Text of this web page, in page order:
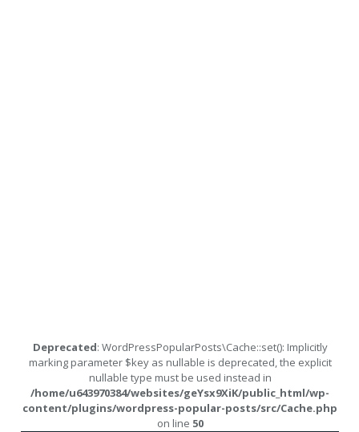
Deprecated: WordPressPopularPosts\Cache::set(): Implicitly
marking parameter $key as nullable is deprecated, the explicit
nullable type must be used instead in
/home/u643970384/websites/geYsx9XiK/public_html/wp-
content/plugins/wordpress-popular-posts/src/Cache.php
on line 50